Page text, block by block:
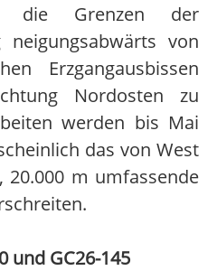
die Grenzen der
neigungsabwärts von
Erzgangausbissen
Nordosten zu
werden bis Mai
das von West
20.000 m umfassende
und GC26-145